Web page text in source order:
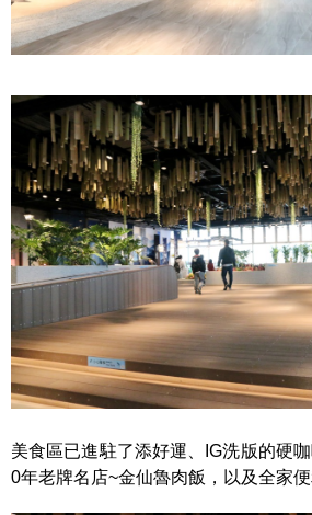
美食區已進駐了添好運、IG洗版的硬
0年老牌名店~金仙魯肉飯，以及全家